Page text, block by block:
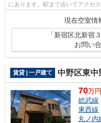
にあります。駅まで歩いてアクセ
現在空室情
「新宿区北新宿
お問い
賃貸 | 一戸建て 中野区東
70万円
総武線
東西線
丸ノ内